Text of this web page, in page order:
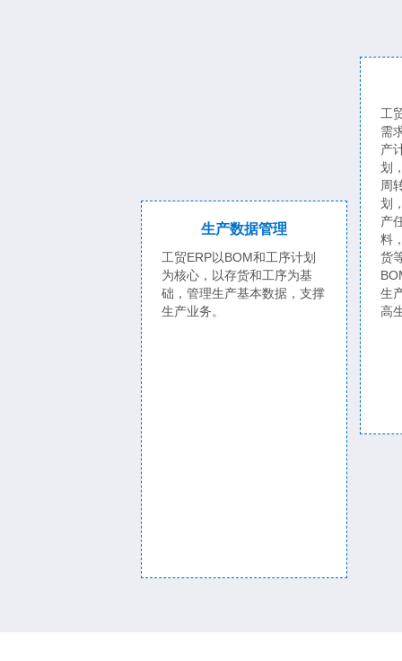
生产数据管理
工贸ERP以BOM和工序计划
为核心，以存货和工序为基
础，管理生产基本数据，支撑
生产业务。
工
需
产
划
周
划
产
料
货
生
高